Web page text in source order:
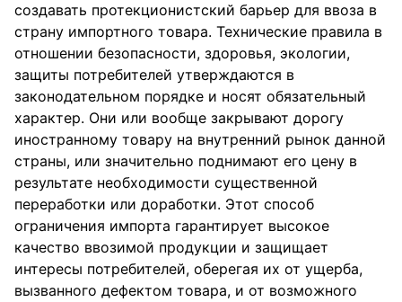
создавать протекционистский барьер для ввоза в
страну импортного товара. Технические правила в
отношении безопасности, здоровья, экологии,
защиты потребителей утверждаются в
законодательном порядке и носят обязательный
характер. Они или вообще закрывают дорогу
иностранному товару на внутренний рынок данной
страны, или значительно поднимают его цену в
результате необходимости существенной
переработки или доработки. Этот способ
ограничения импорта гарантирует высокое
качество ввозимой продукции и защищает
интересы потребителей, оберегая их от ущерба,
вызванного дефектом товара, и от возможного